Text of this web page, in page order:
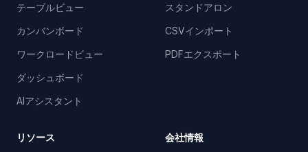
テーブルビュー
カンバンボード
ワークロードビュー
ダッシュボード
AIアシスタント
スタンドアロン
CSVインポート
PDFエクスポート
リソース 会社情報